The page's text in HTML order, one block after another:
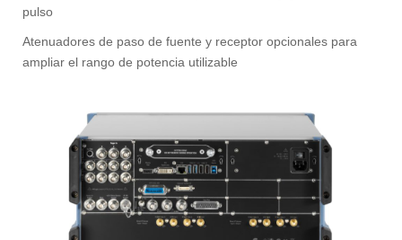
pulso
Atenuadores de paso de fuente y receptor opcionales para
ampliar el rango de potencia utilizable